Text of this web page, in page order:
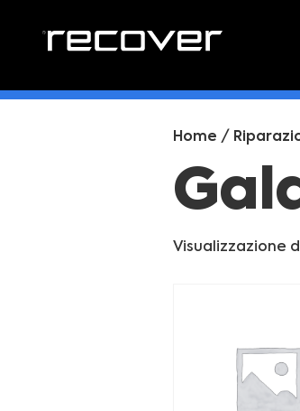
Home /
Visualizzazione